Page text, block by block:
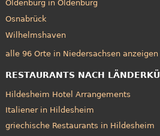
Oldenburg in Oldenburg
Osnabrück
Wilhelmshaven
alle 96 Orte in Niedersachsen anzeigen
RESTAURANTS NACH
Hildesheim Hotel Arrangements
Italiener in Hildesheim
griechische Restaurants in Hildesheim